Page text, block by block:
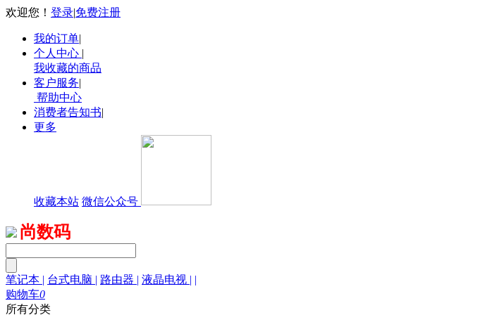
欢迎您！ 登录|免费注册
我的订单|
个人中心 |
我收藏的商品
客户服务|
帮助中心
消费者告知书|
更多
收藏本站 微信公众号
尚数码
笔记本 | 台式电脑 | 路由器 | 液晶电视 | |
购物车0
所有分类